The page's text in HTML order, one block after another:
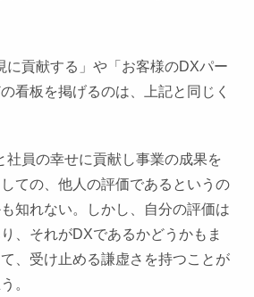
に貢献する」や「お客様のDXパー
看板を掲げるのは、上記と同じく
社員の幸せに貢献し事業の成果を
ての、他人の評価であるというの
知れない。しかし、自分の評価は
、それがDXであるかどうかもま
、受け止める謙虚さを持つことが
。